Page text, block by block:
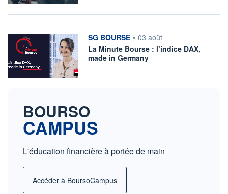
information fournie par
SG BOURSE • 03 août
La Minute Bourse : l’indice DAX,
made in Germany
BOURSO
CAMPUS
L'éducation financière à portée de main
Accéder à BoursoCampus